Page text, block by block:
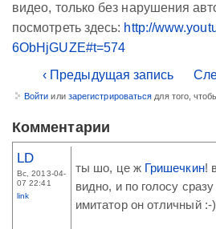
видео, только без нарушения
посмотреть здесь: http://
6ObHjGUZE#t=574
‹ Предыдущая запись
Войти или зарегистрироваться для того,
Комментарии
LD
Вс, 2013-04-
07 22:41
link
ты шо, це ж Гришечкин!
видно, и по голосу
имитатор он отличный :-)